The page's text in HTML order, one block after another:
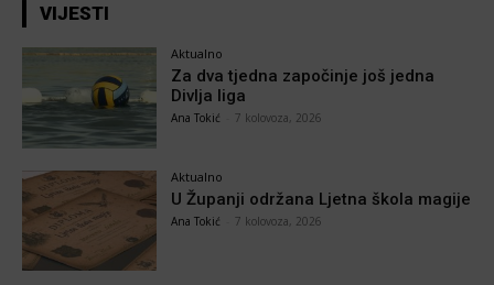
VIJESTI
Aktualno
Za dva tjedna započinje još jedna
Divlja liga
Ana Tokić 7 kolovoza, 2026
Aktualno
U Županji održana Ljetna škola magije
Ana Tokić 7 kolovoza, 2026